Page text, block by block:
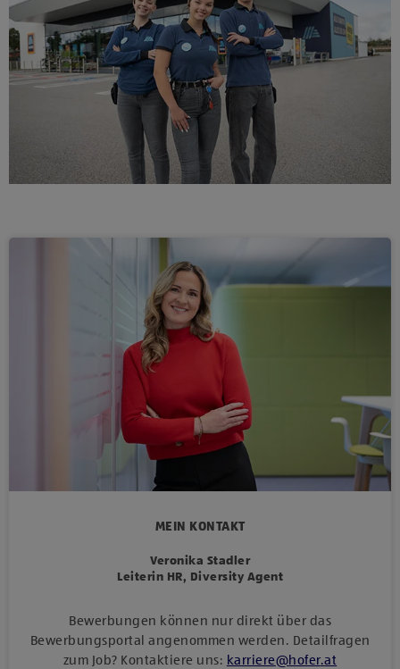
MEIN KONTAKT
Veronika Stadler
Leiterin HR, Diversity Agent
Bewerbungen können nur direkt über das
Bewerbungsportal angenommen werden. Detailfragen
zum Job? Kontaktiere uns: karriere@hofer.at